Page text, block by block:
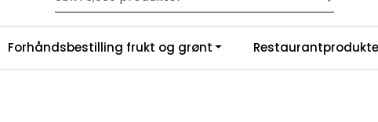
Velkommen til vår nye nettbutikk! Trykk her for å lese mer
Franchise | Om oss
Forhåndsbestilling frukt og grønt